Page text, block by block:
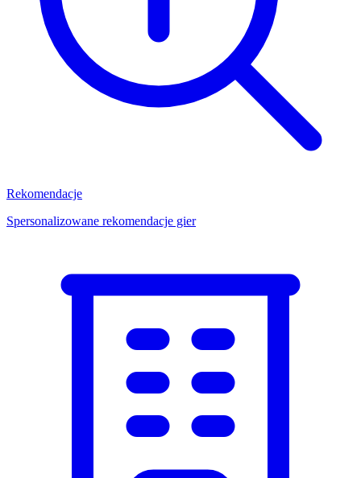
Rekomendacje
Spersonalizowane rekomendacje gier